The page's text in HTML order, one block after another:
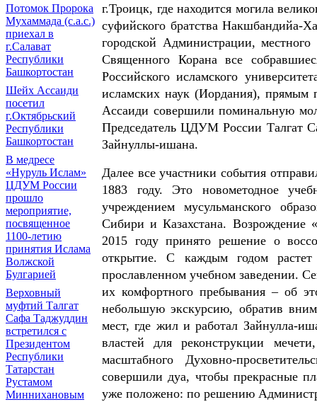
Потомок Пророка
Мухаммада (с.а.с.)
приехал в
г.Салават
Республики
Башкортостан
Шейх Ассаиди
посетил
г.Октябрьский
Республики
Башкортостан
В медресе
«Нуруль Ислам»
ЦДУМ России
прошло
мероприятие,
посвященное
1100-летию
принятия Ислама
Волжской
Булгарией
Верховный
муфтий Талгат
Сафа Таджуддин
встретился с
Президентом
Республики
Татарстан
Рустамом
Миннихановым
г.Троицк, где находится могила
суфийского братства Накшбандийа-
городской Администрации,
Священного Корана все
Российского исламского
исламских наук (Иордания), прямым
Ассаиди совершили поминальную
Председатель ЦДУМ России Талгат
Зайнуллы-ишана.
Далее все участники события
1883 году. Это новометодное
учреждением мусульманского
Сибири и Казахстана. Возрождение
2015 году принято решение о
открытие. С каждым годом
прославленном учебном заведении.
их комфортного пребывания – об
небольшую экскурсию, обратив
мест, где жил и работал Зайнулла-
властей для реконструкции
масштабного Духовно-
совершили дуа, чтобы прекрасные
уже положено: по решению